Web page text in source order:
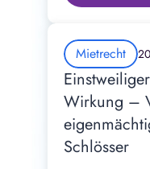
Mietrecht
Wirkung –
Schlösser